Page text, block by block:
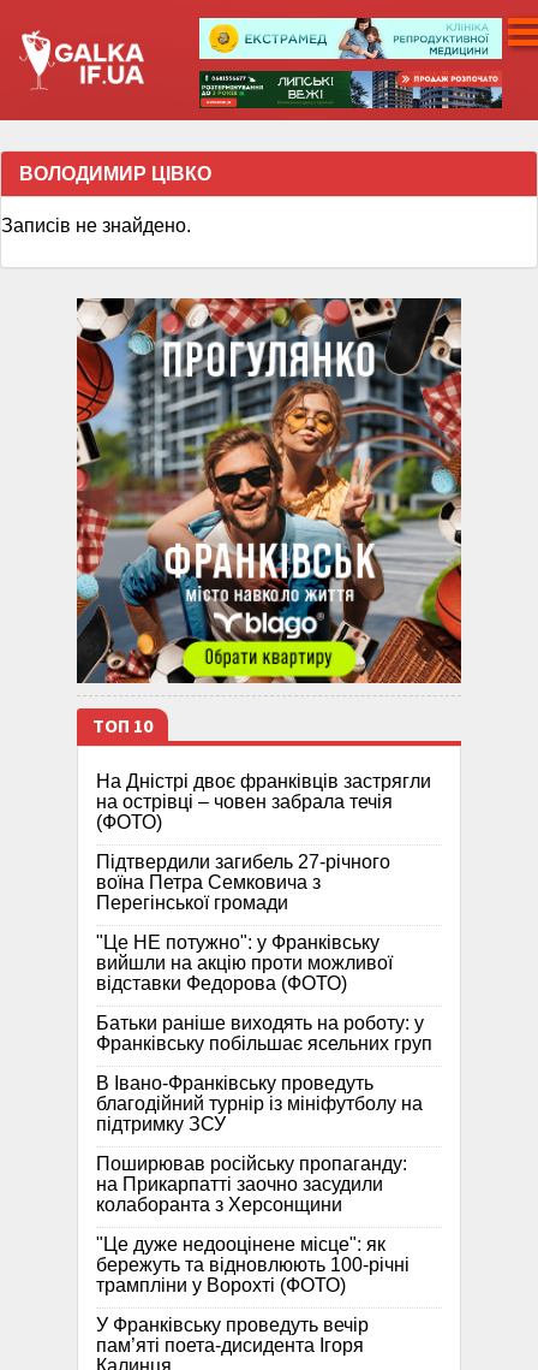
ВОЛОДИМИР ЦІВКО
Записів не знайдено.
ТОП 10
На Дністрі двоє франківців застрягли
на острівці – човен забрала течія
(ФОТО)
Підтвердили загибель 27-річного
воїна Петра Семковича з
Перегінської громади
"Це НЕ потужно": у Франківську
вийшли на акцію проти можливої
відставки Федорова (ФОТО)
Батьки раніше виходять на роботу: у
Франківську побільшає ясельних груп
В Івано-Франківську проведуть
благодійний турнір із мініфутболу на
підтримку ЗСУ
Поширював російську пропаганду:
на Прикарпатті заочно засудили
колаборанта з Херсонщини
"Це дуже недооцінене місце": як
бережуть та відновлюють 100-річні
трампліни у Ворохті (ФОТО)
У Франківську проведуть вечір
пам’яті поета-дисидента Ігоря